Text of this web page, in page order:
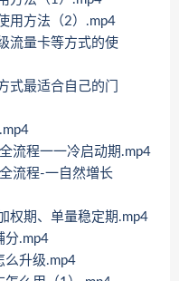
用方法（2）.mp4
流量卡等方式的使
式最适合自己的门
流程一一冷启动期.mp4
流程-一自然増长
权期、单量稳定期.mp4
分.mp4
么升级.mp4